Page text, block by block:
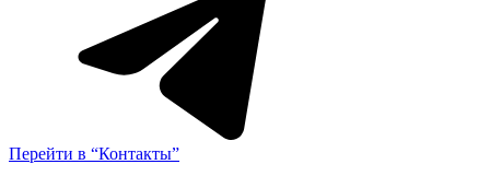
Перейти в “Контакты”